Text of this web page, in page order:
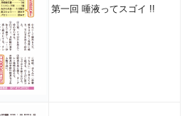
第一回 唾液ってスゴイ !!